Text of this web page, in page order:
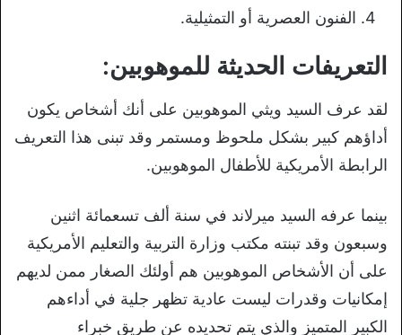
الفنون العصرية أو التمثيلية.
التعريفات الحديثة للموهوبين:
لقد عرف السيد ويثي الموهوبين على أنك أشخاص يكون
أداؤهم كبير بشكل ملحوظ ومستمر وقد تبنى هذا التعريف
الرابطة الأمريكية للأطفال الموهوبين.
بينما عرفه السيد ميرلاند في سنة ألف تسعمائة اثنين
وسبعون وقد تبنته مكتب وزارة التربية والتعليم الأمريكية
على أن الأشخاص الموهوبين هم أولئك الصغار ممن لديهم
إمكانيات وقدرات ليست عادية تظهر جلية في أداءهم
الكبير المتميز والذي يتم تحديده عن طريق خبراء